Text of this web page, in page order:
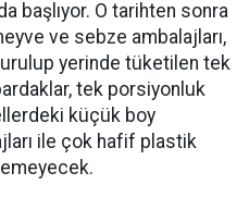
başlıyor. O tarihten sonra
ve sebze ambalajları,
yerinde tüketilen tek
tek porsiyonluk
küçük boy
ile çok hafif plastik